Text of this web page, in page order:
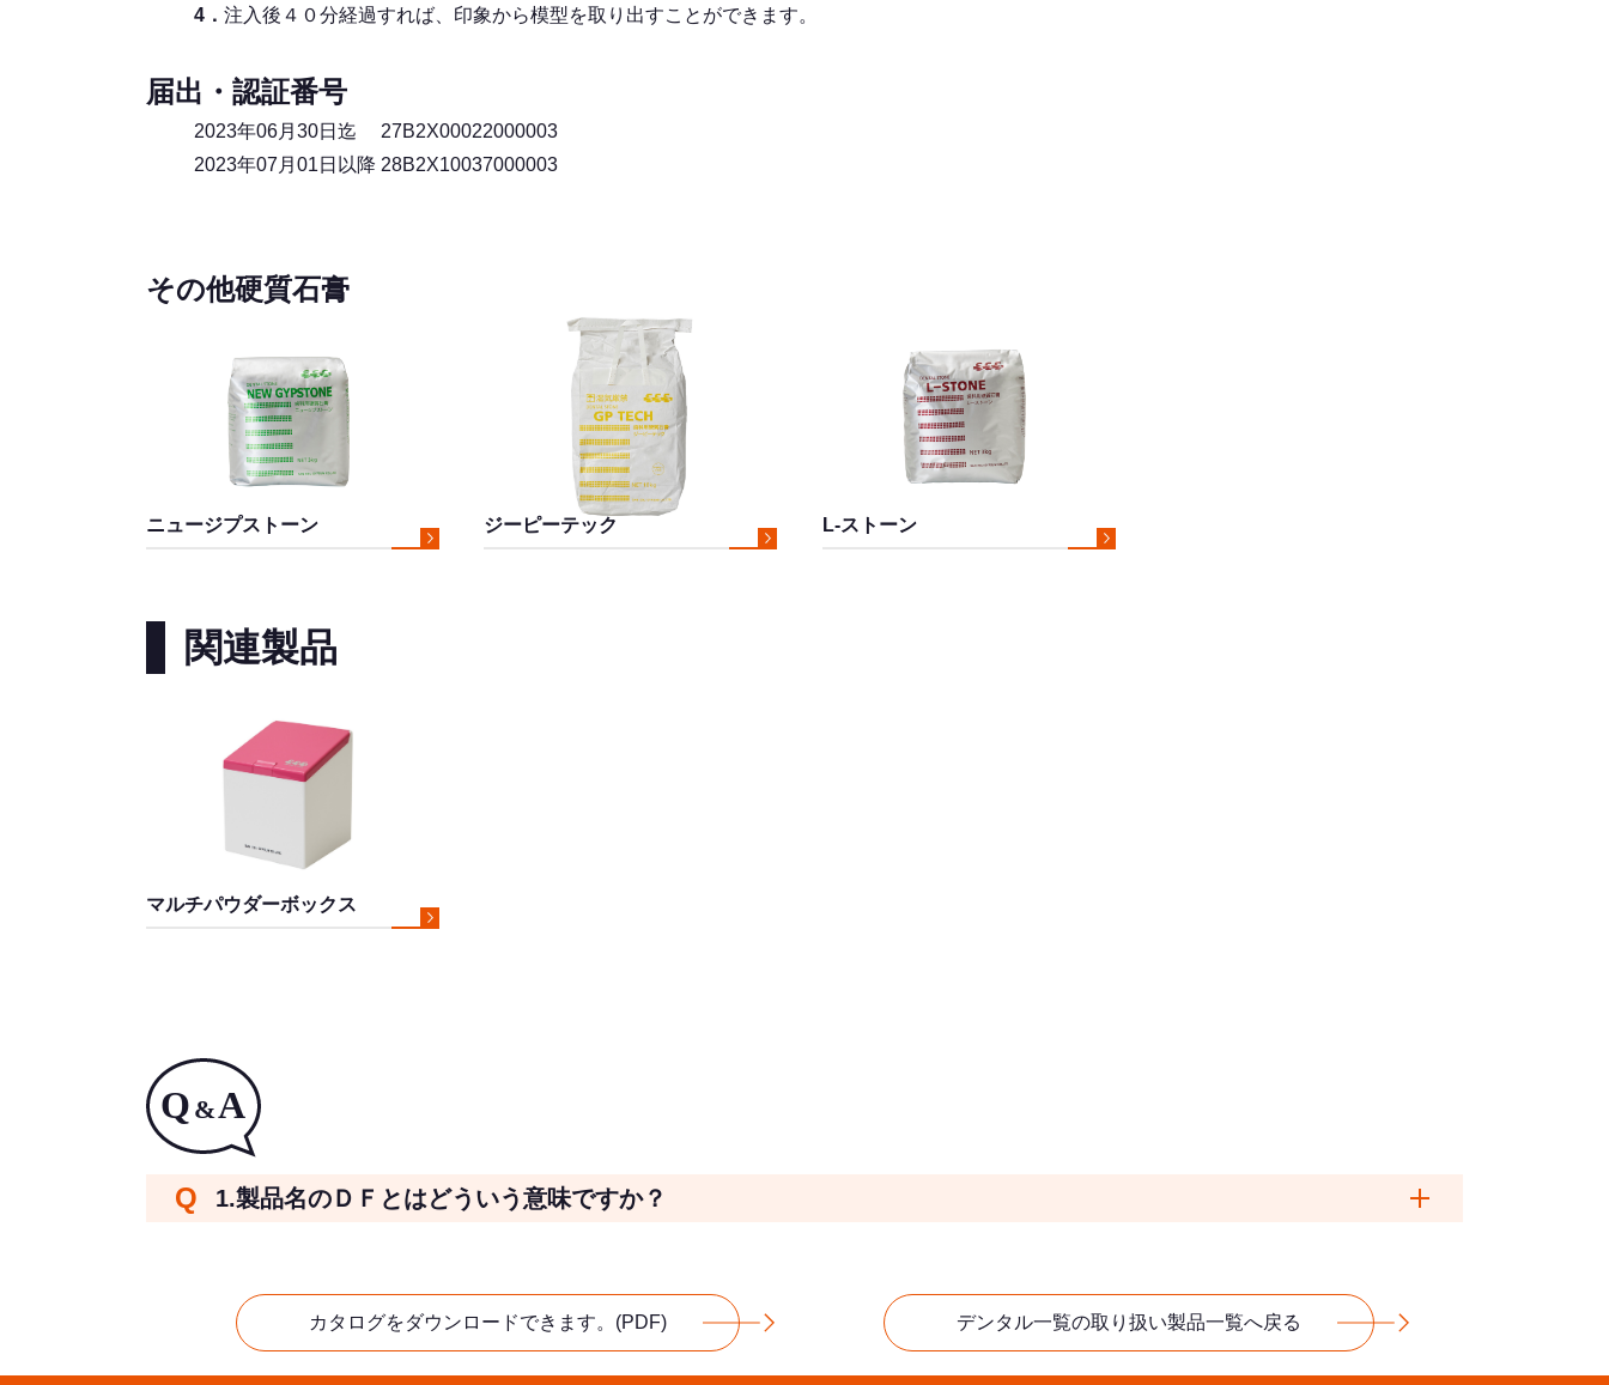
4． 注入後４０分経過すれば、印象から模型を取り出すことができます。
届出・認証番号
2023年06月30日迄 27B2X00022000003
2023年07月01日以降 28B2X10037000003
その他硬質石膏
ニュージプストーン ジーピーテック L-ストーン
関連製品
マルチパウダーボックス
1.製品名のＤＦとはどういう意味ですか？
カタログをダウンロードできます。(PDF) デンタル一覧の取り扱い製品一覧へ戻る